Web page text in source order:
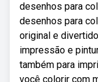
desenhos para
desenhos para
original e
impressão e
também para
você colorir com